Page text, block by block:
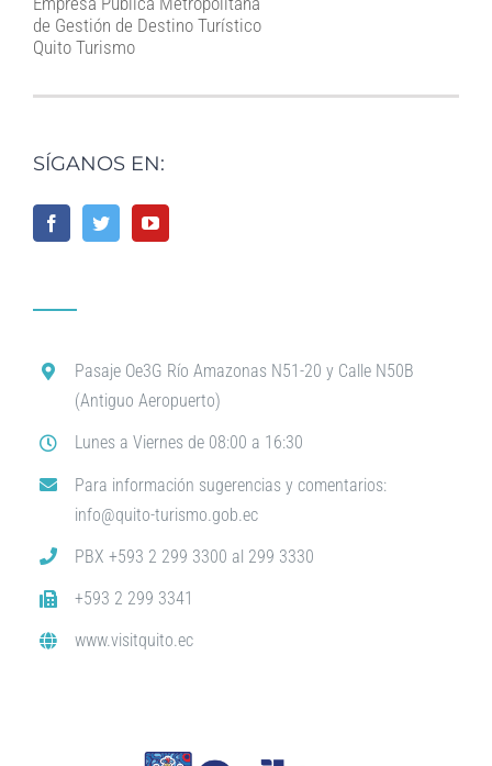
de Gestión de Destino Turístico
Quito Turismo
SÍGANOS EN:
Pasaje Oe3G Río Amazonas N51-20 y Calle N50B
(Antiguo Aeropuerto)
Lunes a Viernes de 08:00 a 16:30
Para información sugerencias y comentarios:
info@quito-turismo.gob.ec
PBX +593 2 299 3300 al 299 3330
+593 2 299 3341
www.visitquito.ec